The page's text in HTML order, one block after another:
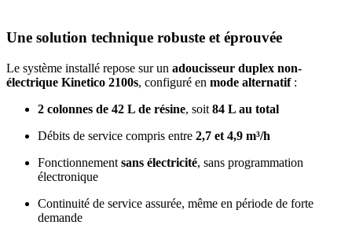
Une solution technique robuste et éprouvée
Le système installé repose sur un adoucisseur duplex non-
électrique Kinetico 2100s, configuré en mode alternatif:
2 colonnes de 42 L de résine, soit 84 L au total
Débits de service compris entre 2,7 et 4,9 m³/h
Fonctionnement sans électricité, sans programmation
électronique
Continuité de service assurée, même en période de forte
demande